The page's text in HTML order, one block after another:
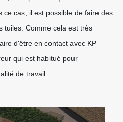
ce cas, il est possible de faire des
tuiles. Comme cela est très
d'être en contact avec KP
qui est habitué pour
de travail.